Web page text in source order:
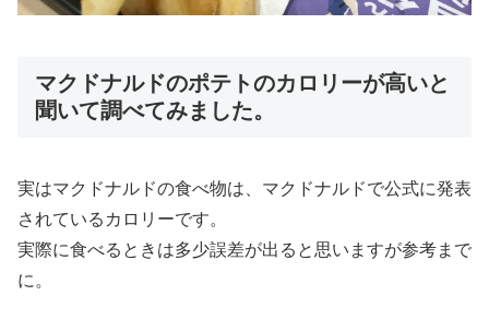
マクドナルドのポテトのカロリーが高いと
聞いて調べてみました。
実はマクドナルドの食べ物は、マクドナルドで公式に発表
されているカロリーです。
実際に食べるときは多少誤差が出ると思いますが参考まで
に。